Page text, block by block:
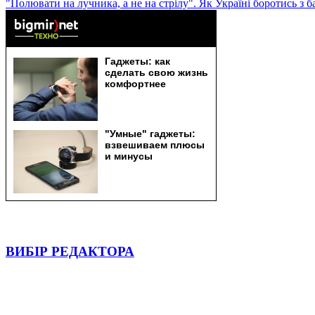
"Полювати на лучника, а не на стрілу". Як Україні боротись з
ВИБІР РЕДАКТОРА